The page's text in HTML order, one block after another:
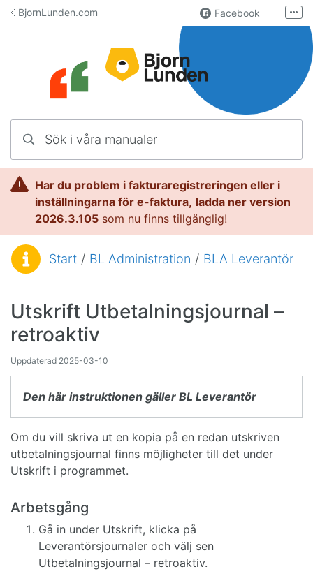
Hoppa till innehåll
BjornLunden.com Facebook
Användargrupp
Kontakta oss
Fler
Har du problem i fakturaregistreringen eller i
inställningarna för e-faktura, ladda ner version
2026.3.105 som nu finns tillgänglig!
Du är här:Start / BL Administration / BLA Leverantör
Utskrift Utbetalningsjournal –
retroaktiv
Uppdaterad 2025-03-10
Den här instruktionen gäller BL Leverantör
Om du vill skriva ut en kopia på en redan utskriven
utbetalningsjournal finns möjligheter till det under
Utskrift i programmet.
Arbetsgång
Gå in under Utskrift, klicka på
Leverantörsjournaler och välj sen
Utbetalningsjournal – retroaktiv.